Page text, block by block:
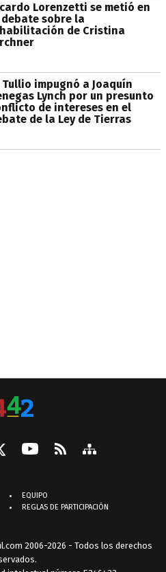
Lorenzetti se metió en
sobre la
de Cristina
Tullio impugnó a Joaquín
Lynch por un presunto
de intereses en el
de la Ley de Tierras
EQUIPO
REGLAS DE PARTICIPACIÓN
2006-2026 - Todos los derechos